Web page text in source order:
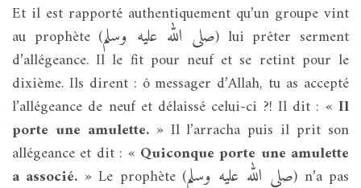
Et il est rapporté authentiquement qu’un groupe vint
au prophète (صلى الله عليه وسلم) lui prêter serment
d’allégeance. Il le fit pour neuf et se retint pour le
dixième. Ils dirent : ô messager d’Allah, tu as accepté
l’allégeance de neuf et délaissé celui-ci ?! Il dit : « Il
porte une amulette.» Il l’arracha puis il prit son
allégeance et dit : « Quiconque porte une amulette
a associé. » Le prophète (صلى الله عليه وسلم) n’a pas